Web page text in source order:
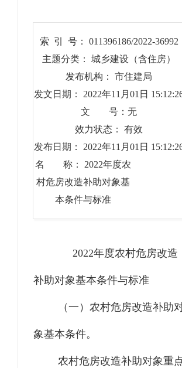
索 引 号： 011396186/2022-36992
主题分类： 城乡建设（含住房）
发布机构： 市住建局
发文日期： 2022年11月01日
文 号：无
效力状态： 有效
发布日期： 2022年11月01日
名 称： 2022年度农
村危房改造补助对象基
本条件与标准
2022年度农村危房改造
补助对象基本条件与标准
（一）农村危房改造补助
象基本条件。
农村危房改造补助对象重